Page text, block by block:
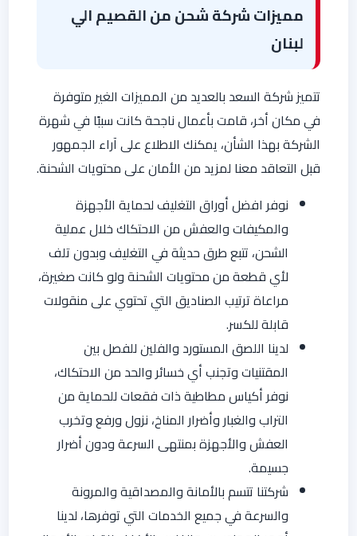
مميزات شركة شحن من القصيم الي
لبنان
تتميز شركة السعد بالعديد من المميزات الغير متوفرة
في مكان أخر، قامت بأعمال ناجحة كانت سببًا في شهرة
الشركة بهذا الشأن، يمكنك الاطلاع على آراء الجمهور
قبل التعاقد معنا لمزيد من الأمان على محتويات الشحنة.
نوفر افضل أوراق التغليف لحماية الأجهزة
والمكيفات والعفش من الاحتكاك خلال عملية
الشحن، تتبع طرق حديثة في التغليف وبدون تلف
لأي قطعة من محتويات الشحنة ولو كانت صغيرة،
مراعاة ترتيب الصناديق التي تحتوي على منقولات
قابلة للكسر.
لدينا اللصق المستورد والفلين للفصل بين
المقتنيات وتجنب أي خسائر والحد من الاحتكاك،
نوفر أكياس مطاطية ذات فقعات للحماية من
التراب والغبار وأضرار المناخ، نزول ورفع وتخرب
العفش والأجهزة بمنتهى السرعة ودون أضرار
جسيمة.
شركتنا تتسم بالأمانة والمصداقية والمرونة
والسرعة في جميع الخدمات التي توفرها، لدينا